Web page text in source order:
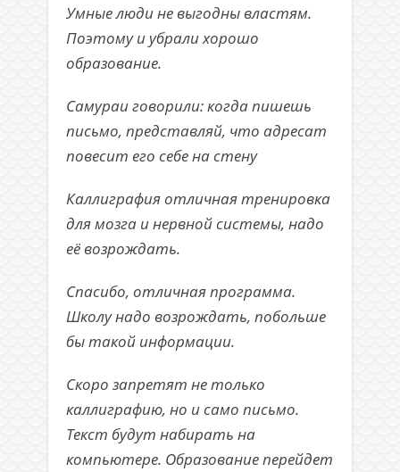
Умные люди не выгодны властям.
Поэтому и убрали хорошо
образование.
Самураи говорили: когда пишешь
письмо, представляй, что адресат
повесит его себе на стену
Каллиграфия отличная тренировка
для мозга и нервной системы, надо
её возрождать.
Спасибо, отличная программа.
Школу надо возрождать, побольше
бы такой информации.
Скоро запретят не только
каллиграфию, но и само письмо.
Текст будут набирать на
компьютере. Образование перейдет